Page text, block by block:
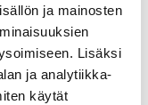
ja mainosten
Lisäksi
ja analytiikka-
käytät
saa
10-15 cm.
jälkeen se
Isoimmat
vuonna, pienillä